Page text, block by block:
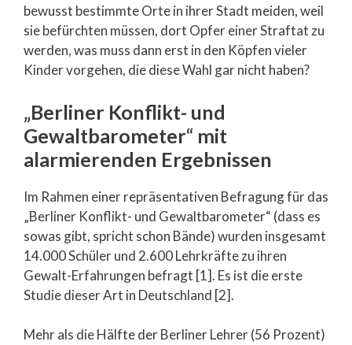
bewusst bestimmte Orte in ihrer Stadt meiden, weil
sie befürchten müssen, dort Opfer einer Straftat zu
werden, was muss dann erst in den Köpfen vieler
Kinder vorgehen, die diese Wahl gar nicht haben?
„Berliner Konflikt- und
Gewaltbarometer“ mit
alarmierenden Ergebnissen
Im Rahmen einer repräsentativen Befragung für das
„Berliner Konflikt- und Gewaltbarometer“ (dass es
sowas gibt, spricht schon Bände) wurden insgesamt
14.000 Schüler und 2.600 Lehrkräfte zu ihren
Gewalt-Erfahrungen befragt [1]. Es ist die erste
Studie dieser Art in Deutschland [2].
Mehr als die Hälfte der Berliner Lehrer (56 Prozent)